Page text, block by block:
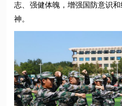
志、强健体魄，增强国防意识
神。